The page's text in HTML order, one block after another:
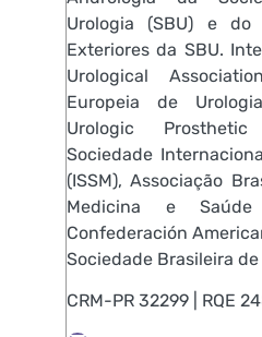
Urologia (SBU) e do
Exteriores da SBU.
Urological
Europeia de
Urologic Prosthetic
Sociedade
(ISSM), Associação
Medicina e Saúde
Confederación
Sociedade Brasileira
CRM-PR 32299 | RQE